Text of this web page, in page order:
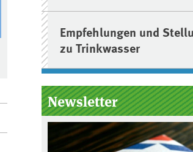
Empfehlungen und
zu Trinkwasser
Newsletter